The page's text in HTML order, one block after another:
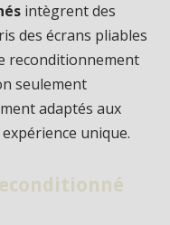
intègrent des
des écrans pliables
reconditionnement
seulement
adaptés aux
unique.